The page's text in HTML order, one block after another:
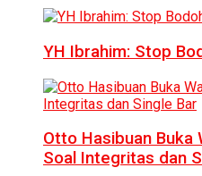
YH Ibrahim: Stop
Otto Hasibuan Buka
Soal Integritas dan